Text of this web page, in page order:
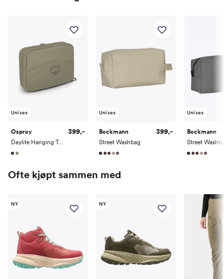
Unisex
Osprey
Daylite Hanging Toiletry Kit
399,-
Unisex
Beckmann
Street Washbag
399,-
Unisex
Beckmann
Street
Ofte kjøpt sammen med
NY NY